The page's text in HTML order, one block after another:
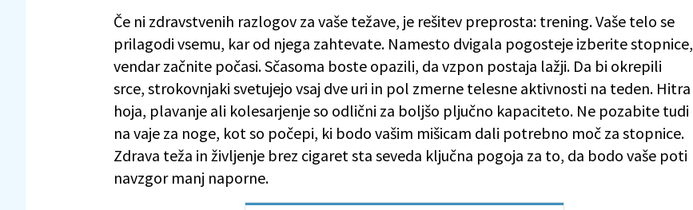
Če ni zdravstvenih razlogov za vaše težave, je rešitev preprosta: trening. Vaše telo se
prilagodi vsemu, kar od njega zahtevate. Namesto dvigala pogosteje izberite stopnice,
vendar začnite počasi. Sčasoma boste opazili, da vzpon postaja lažji. Da bi okrepili
srce, strokovnjaki svetujejo vsaj dve uri in pol zmerne telesne aktivnosti na teden. Hitra
hoja, plavanje ali kolesarjenje so odlični za boljšo pljučno kapaciteto. Ne pozabite tudi
na vaje za noge, kot so počepi, ki bodo vašim mišicam dali potrebno moč za stopnice.
Zdrava teža in življenje brez cigaret sta seveda ključna pogoja za to, da bodo vaše poti
navzgor manj naporne.